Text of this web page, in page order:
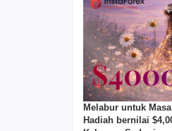
Melabur untuk
Hadiah bernilai